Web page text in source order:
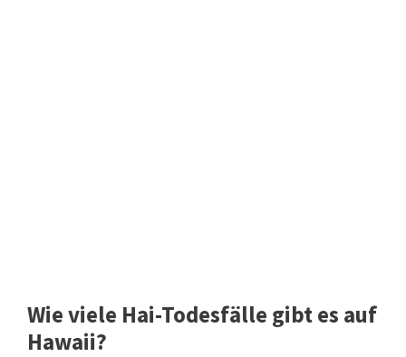
Wie viele Hai-Todesfälle gibt es auf
Hawaii?